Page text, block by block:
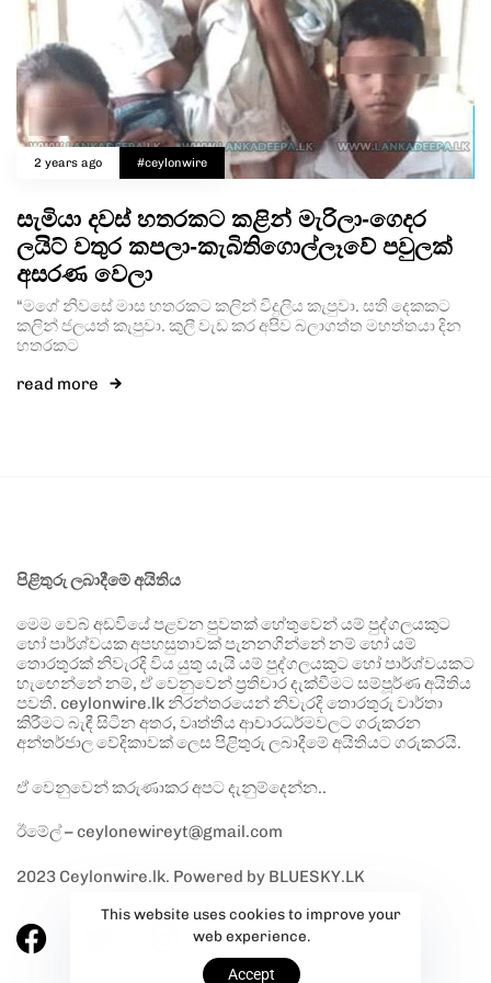
2 years ago #ceylonwire
සැමියා දවස් හතරකට කළින් මැරිලා-ගෙදර
ලයිට් වතුර කපලා-කැබිතිගොල්ලෑවේ පවුලක්
අසරණ වෙලා
“මගේ නිවසේ මාස හතරකට කලින් විදුලිය කැපුවා. සති දෙකකට
කලින් ජලයත් කැපුවා. කුලී වැඩ කර අපිව බලාගත්ත මහත්තයා දින
හතරකට
read more
පිළිතුරු ලබාදීමේ අයිතිය
මෙම වෙබ් අඩවියේ පළවන පුවතක් හේතුවෙන් යම් පුද්ගලයකුට
හෝ පාර්ශ්වයක අපහසුතාවක් පැනනගින්නේ නම් හෝ යම්
තොරතුරක් නිවැරදි විය යුතු යැයි යම් පුද්ගලයකුට හෝ පාර්ශ්වයකට
හැඟෙන්නේ නම්, ඒ වෙනුවෙන් ප්‍රතිචාර දැක්වීමට සම්පූර්ණ අයිතිය
පවතී. ceylonwire.lk නිරන්තරයෙන් නිවැරදි තොරතුරු වාර්තා
කිරීමට බැඳී සිටින අතර, වෘත්තීය ආචාරධර්මවලට ගරුකරන
අන්තර්ජාල වේදිකාවක් ලෙස පිළිතුරු ලබාදීමේ අයිතියට ගරුකරයි.
ඒ වෙනුවෙන් කරුණාකර අපට දැනුම්දෙන්න..
ඊමේල් – ceylonewireyt@gmail.com
2023 Ceylonwire.lk. Powered by BLUESKY.LK
This website uses cookies to improve your
web experience.
Accept